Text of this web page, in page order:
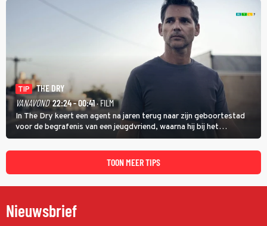
TIP
THE DRY
VANAVOND 22:24 - 00:41· FILM
In The Dry keert een agent na jaren terug naar zijn geboortestad
voor de begrafenis van een jeugdvriend, waarna hij bij het
onderzoeken van diens dood een verband begint te vermoeden
met een oude zaak.
TOON MEER TIPS
Nieuwsbrief